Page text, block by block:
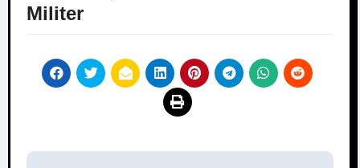
Militer